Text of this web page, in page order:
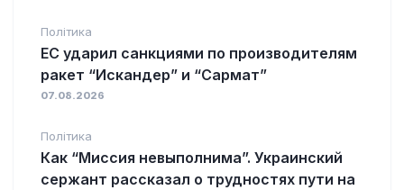
Політика
ЕС ударил санкциями по производителям
ракет “Искандер” и “Сармат”
07.08.2026
Політика
Как “Миссия невыполнима”. Украинский
сержант рассказал о трудностях пути на